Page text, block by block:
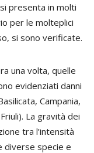
presenta in molti
per le molteplici
si sono verificate.
una volta, quelle
evidenziati danni
Campania,
La gravità dei
tra l’intensità
diverse specie e